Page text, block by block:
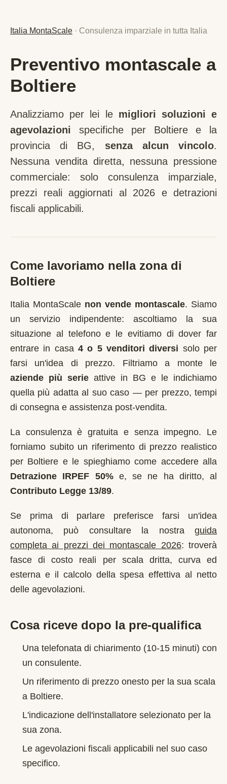
Italia MontaScale · Consulenza imparziale in tutta Italia
Preventivo montascale a
Boltiere
Analizziamo per lei le migliori soluzioni e
agevolazioni specifiche per Boltieree la
provincia di BG, senza alcun vincolo.
Nessuna vendita diretta, nessuna pressione
commerciale: solo consulenza imparziale,
prezzi reali aggiornati al 2026 e detrazioni
fiscali applicabili.
Come lavoriamo nella zona di
Boltiere
Italia MontaScale non vende montascale. Siamo
un servizio indipendente: ascoltiamo la sua
situazione al telefono e le evitiamo di dover far
entrare in casa 4 o 5 venditori diversi solo per
farsi un'idea di prezzo. Filtriamo a monte le
aziende più serie attive in BG e le indichiamo
quella più adatta al suo caso — per prezzo, tempi
di consegna e assistenza post-vendita.
La consulenza è gratuita e senza impegno. Le
forniamo subito un riferimento di prezzo realistico
per Boltiere e le spieghiamo come accedere alla
Detrazione IRPEF 50%e, se ne ha diritto, al
Contributo Legge 13/89.
Se prima di parlare preferisce farsi un'idea
autonoma, può consultare la nostra
guida
completa ai prezzi dei montascale 2026: troverà
fasce di costo reali per scala dritta, curva ed
esterna e il calcolo della spesa effettiva al netto
delle agevolazioni.
Cosa riceve dopo la pre-qualifica
Una telefonata di chiarimento (10-15 minuti) con
un consulente.
Un riferimento di prezzo onesto per la sua scala
a Boltiere.
L'indicazione dell'installatore selezionato per la
sua zona.
Le agevolazioni fiscali applicabili nel suo caso
specifico.